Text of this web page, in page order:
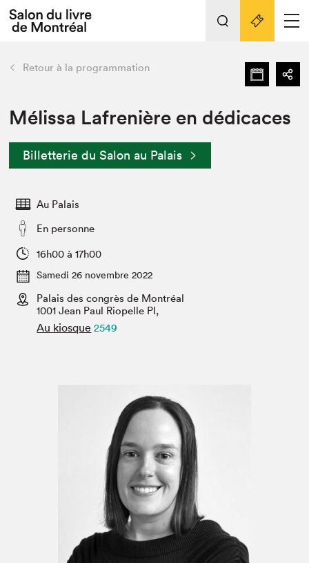
Espace exposant⋅e⋅s
Espace enseignant·e·s
Espace médias
L'événement
Préparer sa visite au Salon
Actualités
SLM PRO
retour Nos activités
Préparer sa visite
Salon dans la ville et en ligne
Projets partenaires
Liens pratiques
Retour à la programmation
Mélissa Lafrenière en dédicaces
Billetterie du Salon au Palais
Au Palais
En personne
16h00 à 17h00
Samedi 26 novembre 2022
Palais des congrès de Montréal
1001 Jean Paul Riopelle Pl,
Au kiosque 2549